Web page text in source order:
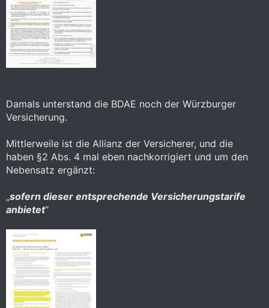
Damals unterstand die BDAE noch der Würzburger
Versicherung.
Mittlerweile ist die Allianz der Versicherer, und die
haben §2 Abs. 4 mal eben nachkorrigiert und um den
Nebensatz ergänzt:
„sofern dieser entsprechende Versicherungstarife
anbietet“